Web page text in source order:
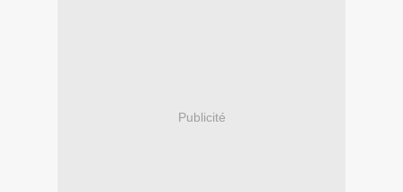
Publicité